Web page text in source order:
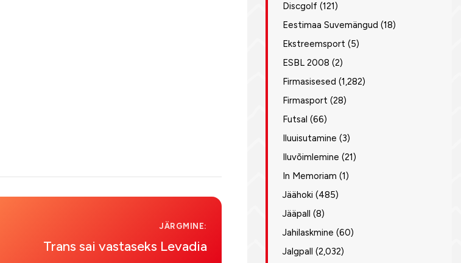
JÄRGMINE:
Trans sai vastaseks Levadia
Discgolf (121)
Eestimaa Suvemängud (18)
Ekstreemsport (5)
ESBL 2008 (2)
Firmasisesed (1,282)
Firmasport (28)
Futsal (66)
Iluuisutamine (3)
Iluvõimlemine (21)
In Memoriam (1)
Jäähoki (485)
Jääpall (8)
Jahilaskmine (60)
Jalgpall (2,032)